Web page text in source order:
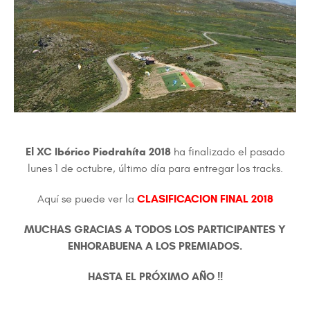
El XC Ibérico Piedrahíta 2018 ha finalizado el pasado
lunes 1 de octubre, último día para entregar los tracks.
Aquí se puede ver la CLASIFICACION FINAL 2018
MUCHAS GRACIAS A TODOS LOS PARTICIPANTES Y
ENHORABUENA A LOS PREMIADOS.
HASTA EL PRÓXIMO AÑO !!